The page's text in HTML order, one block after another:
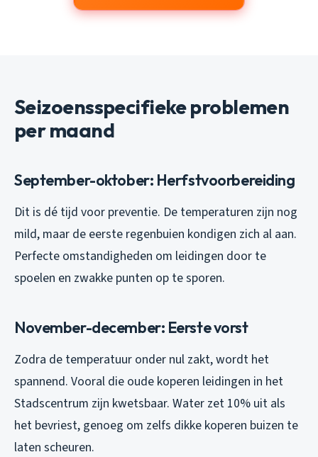
Seizoensspecifieke problemen
per maand
September-oktober: Herfstvoorbereiding
Dit is dé tijd voor preventie. De temperaturen zijn nog
mild, maar de eerste regenbuien kondigen zich al aan.
Perfecte omstandigheden om leidingen door te
spoelen en zwakke punten op te sporen.
November-december: Eerste vorst
Zodra de temperatuur onder nul zakt, wordt het
spannend. Vooral die oude koperen leidingen in het
Stadscentrum zijn kwetsbaar. Water zet 10% uit als
het bevriest, genoeg om zelfs dikke koperen buizen te
laten scheuren.